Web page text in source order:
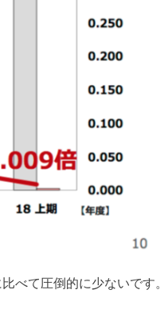
べて圧倒的に少ないです。